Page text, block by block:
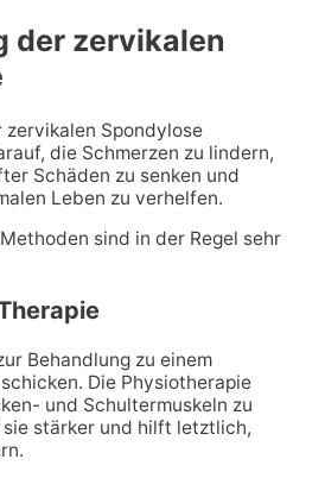
der zervikalen
zervikalen Spondylose
die Schmerzen zu lindern,
Schäden zu senken und
Leben zu verhelfen.
sind in der Regel sehr
Behandlung zu einem
Die Physiotherapie
und Schultermuskeln zu
sie stärker und hilft letztlich,